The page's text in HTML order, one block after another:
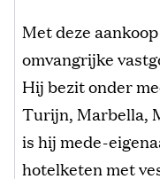
Met deze
omvangrijke
Hij bezit onder
Turijn, Marbella,
is hij mede-
hotelketen met